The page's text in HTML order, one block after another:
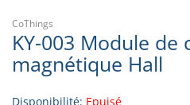
CoThings
KY-003 Module de
magnétique Hall
Disponibilité: Epuisé